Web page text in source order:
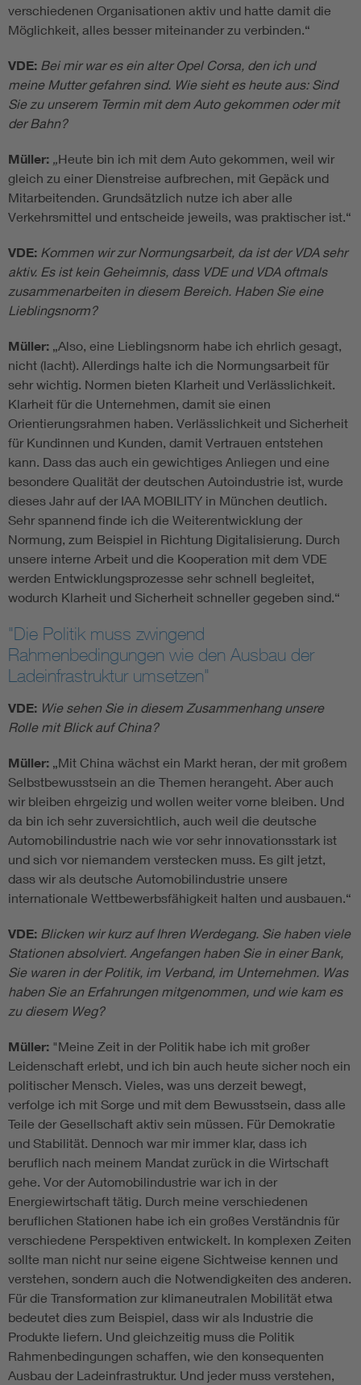
verschiedenen Organisationen aktiv und hatte damit die
Möglichkeit, alles besser miteinander zu verbinden.“
VDE: Bei mir war es ein alter Opel Corsa, den ich und
meine Mutter gefahren sind. Wie sieht es heute aus: Sind
Sie zu unserem Termin mit dem Auto gekommen oder mit
der Bahn?
Müller: „Heute bin ich mit dem Auto gekommen, weil wir
gleich zu einer Dienstreise aufbrechen, mit Gepäck und
Mitarbeitenden. Grundsätzlich nutze ich aber alle
Verkehrsmittel und entscheide jeweils, was praktischer ist.“
VDE: Kommen wir zur Normungsarbeit, da ist der VDA sehr
aktiv. Es ist kein Geheimnis, dass VDE und VDA oftmals
zusammenarbeiten in diesem Bereich. Haben Sie eine
Lieblingsnorm?
Müller: „Also, eine Lieblingsnorm habe ich ehrlich gesagt,
nicht (lacht). Allerdings halte ich die Normungsarbeit für
sehr wichtig. Normen bieten Klarheit und Verlässlichkeit.
Klarheit für die Unternehmen, damit sie einen
Orientierungsrahmen haben. Verlässlichkeit und Sicherheit
für Kundinnen und Kunden, damit Vertrauen entstehen
kann. Dass das auch ein gewichtiges Anliegen und eine
besondere Qualität der deutschen Autoindustrie ist, wurde
dieses Jahr auf der IAA MOBILITY in München deutlich.
Sehr spannend finde ich die Weiterentwicklung der
Normung, zum Beispiel in Richtung Digitalisierung. Durch
unsere interne Arbeit und die Kooperation mit dem VDE
werden Entwicklungsprozesse sehr schnell begleitet,
wodurch Klarheit und Sicherheit schneller gegeben sind.“
"Die Politik muss zwingend
Rahmenbedingungen wie den Ausbau der
Ladeinfrastruktur umsetzen"
VDE: Wie sehen Sie in diesem Zusammenhang unsere
Rolle mit Blick auf China?
Müller: „Mit China wächst ein Markt heran, der mit großem
Selbstbewusstsein an die Themen herangeht. Aber auch
wir bleiben ehrgeizig und wollen weiter vorne bleiben. Und
da bin ich sehr zuversichtlich, auch weil die deutsche
Automobilindustrie nach wie vor sehr innovationsstark ist
und sich vor niemandem verstecken muss. Es gilt jetzt,
dass wir als deutsche Automobilindustrie unsere
internationale Wettbewerbsfähigkeit halten und ausbauen.“
VDE: Blicken wir kurz auf Ihren Werdegang. Sie haben viele
Stationen absolviert. Angefangen haben Sie in einer Bank,
Sie waren in der Politik, im Verband, im Unternehmen. Was
haben Sie an Erfahrungen mitgenommen, und wie kam es
zu diesem Weg?
Müller: "Meine Zeit in der Politik habe ich mit großer
Leidenschaft erlebt, und ich bin auch heute sicher noch ein
politischer Mensch. Vieles, was uns derzeit bewegt,
verfolge ich mit Sorge und mit dem Bewusstsein, dass alle
Teile der Gesellschaft aktiv sein müssen. Für Demokratie
und Stabilität. Dennoch war mir immer klar, dass ich
beruflich nach meinem Mandat zurück in die Wirtschaft
gehe. Vor der Automobilindustrie war ich in der
Energiewirtschaft tätig. Durch meine verschiedenen
beruflichen Stationen habe ich ein großes Verständnis für
verschiedene Perspektiven entwickelt. In komplexen Zeiten
sollte man nicht nur seine eigene Sichtweise kennen und
verstehen, sondern auch die Notwendigkeiten des anderen.
Für die Transformation zur klimaneutralen Mobilität etwa
bedeutet dies zum Beispiel, dass wir als Industrie die
Produkte liefern. Und gleichzeitig muss die Politik
Rahmenbedingungen schaffen, wie den konsequenten
Ausbau der Ladeinfrastruktur. Und jeder muss verstehen,